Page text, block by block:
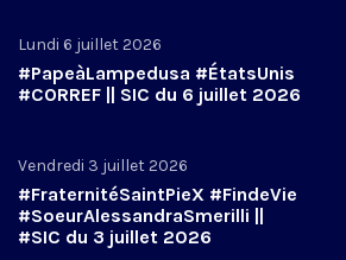
Lundi 6 juillet 2026
#PapeàLampedusa #ÉtatsUnis
#CORREF || SIC du 6 juillet 2026
Vendredi 3 juillet 2026
#FraternitéSaintPieX #FindeVie
#SoeurAlessandraSmerilli ||
#SIC du 3 juillet 2026